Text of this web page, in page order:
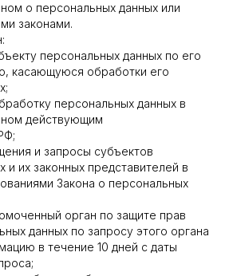
о персональных данных или
законами.
персональных данных по его
касающуюся обработки его
персональных данных в
действующим
и запросы субъектов
и их законных представителей в
Закона о персональных
орган по защите прав
данных по запросу этого органа
в течение 10 дней с даты